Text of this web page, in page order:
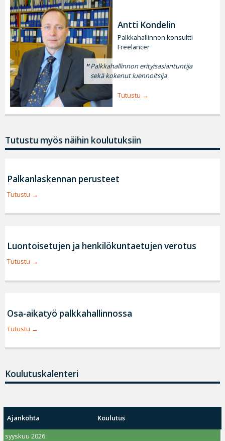
Antti Kondelin
Palkkahallinnon konsultti
Freelancer
Palkkahallinnon erityisasiantuntija
sekä kokenut luennoitsija
Tutustu
Tutustu myös näihin koulutuksiin
Palkanlaskennan perusteet
Tutustu
Luontoisetujen ja henkilökuntaetujen verotus
Tutustu
Osa-aikatyö palkkahallinnossa
Tutustu
Koulutuskalenteri
Ajankohta
Koulutus
syyskuu 2026